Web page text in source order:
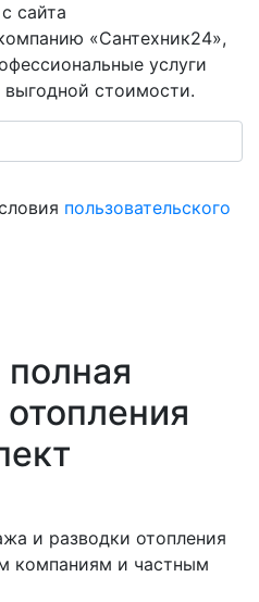
сайта
«Сантехник24»,
услуги
выгодной стоимости.
пользовательского
и разводки отопления
компаниям и частным